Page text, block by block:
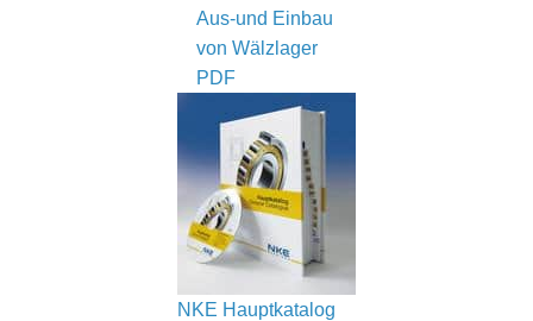
Aus-und Einbau
von Wälzlager
PDF
NKE Hauptkatalog